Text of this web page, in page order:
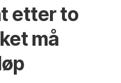
etter to
må